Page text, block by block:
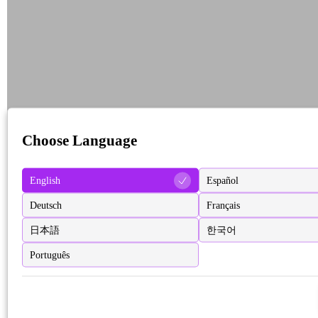
Choose Language
English Español
Deutsch Français
日本語 한국어
Português